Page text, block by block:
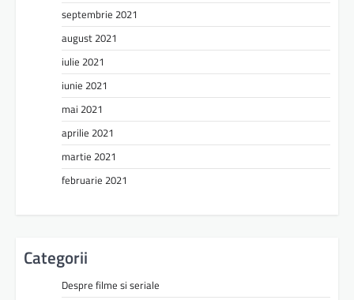
septembrie 2021
august 2021
iulie 2021
iunie 2021
mai 2021
aprilie 2021
martie 2021
februarie 2021
Categorii
Despre filme si seriale